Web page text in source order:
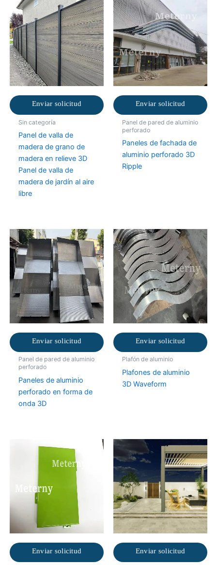
Enviar solicitud
Sin categoría
Panel de valla de
madera de grano de
madera en relieve 3D
Panel de valla de
madera de jardín al aire
libre
Enviar solicitud
Panel de pared de aluminio
perforado
Paneles de fachada de
aluminio perforado 3D
Ripple
Enviar solicitud
Panel de pared de aluminio
perforado
Paneles de aluminio
perforado en forma de
onda 3D
Enviar solicitud
Plafón de aluminio
Plafones de aluminio
3D Waveform
Enviar solicitud Enviar solicitud